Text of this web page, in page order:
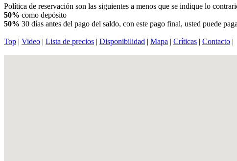
Política de reservación son las siguientes a menos que se indique lo
50% como depósito
50% 30 días antes del pago del saldo, con este pago final, usted puede
Top | Video | Lista de precios | Disponibilidad | Mapa | Críticas | Contacto |